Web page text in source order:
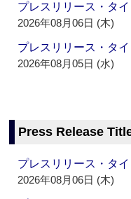
プレスリリース・タ
2026年08月06日 (木)
プレスリリース・タ
2026年08月05日 (水)
Press Release
プレスリリース・タ
2026年08月06日 (木)